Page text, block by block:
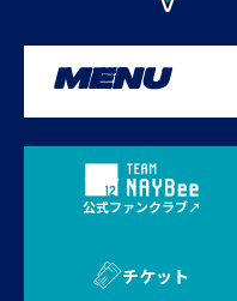
MENU
公式ファンクラブ
チケット